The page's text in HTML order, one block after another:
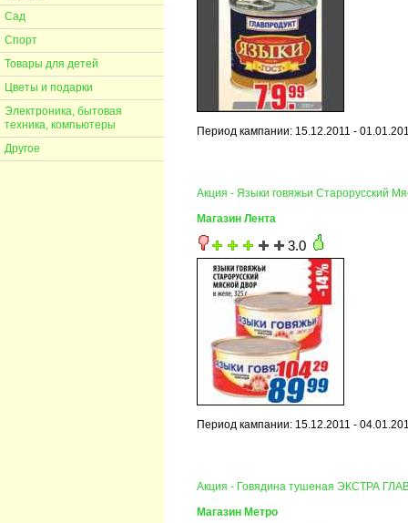
Сад
Спорт
Товары для детей
Цветы и подарки
Электроника, бытовая
техника, компьютеры
Другое
Период кампании: 15.12.2011 -
Акция - Языки говяжьи Старорусский
Магазин Лента
3.0
Период кампании: 15.12.2011 -
Акция - Говядина тушеная ЭКСТРА
Магазин Метро